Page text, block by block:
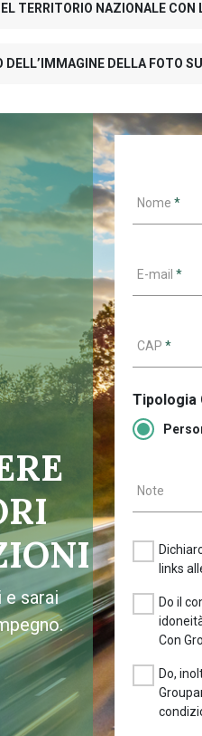
TERRITORIO NAZIONALE
DELL’IMMAGINE DELLA FOTO
e sarai
Nome *
E-mail *
CAP *
Tipologia
Note
links
Do il
Con
Do,